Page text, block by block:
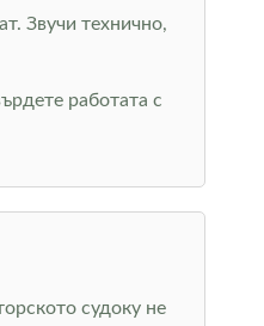
Звучи технично,
работата с
судоку не